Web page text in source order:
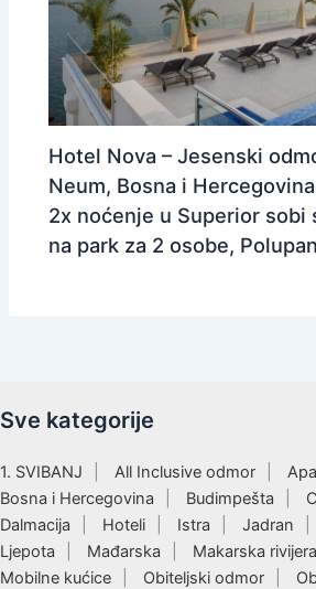
Hotel Nova – Jesenski
Neum, Bosna i Hercegovina
2x noćenje u Superior sobi
na park za 2 osobe,
Sve kategorije
1. SVIBANJ All Inclusive odmor
Bosna i Hercegovina
Budimpešta
Dalmacija
Hoteli Istra Jadran
Ljepota
Mađarska Makarska rivijera
Mobilne kućice
Obiteljski odmor